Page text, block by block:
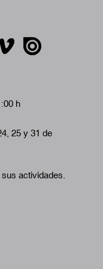
h
25 y 31 de
actividades.